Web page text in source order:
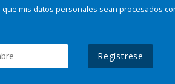
mis datos personales sean procesados
Regístrese